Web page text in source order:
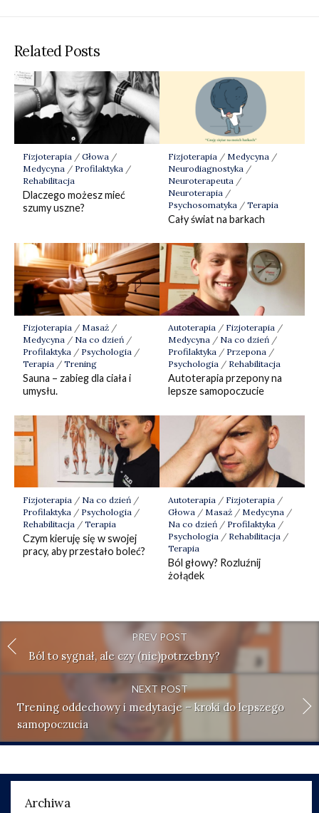
Related Posts
Fizjoterapia / Głowa /
Medycyna / Profilaktyka /
Rehabilitacja
Dlaczego możesz mieć
szumy uszne?
Fizjoterapia / Medycyna /
Neurodiagnostyka /
Neuroterapeuta /
Neuroterapia /
Psychosomatyka / Terapia
Cały świat na barkach
Fizjoterapia/ Masaż/
Medycyna/ Na co dzień/
Profilaktyka/ Psychologia/
Terapia/ Trening
Sauna – zabieg dla ciała i
umysłu.
Autoterapia/ Fizjoterapia/
Medycyna/ Na co dzień/
Profilaktyka/ Przepona/
Psychologia/ Rehabilitacja
Autoterapia przepony na
lepsze samopoczucie
Fizjoterapia / Na co dzień/
Profilaktyka / Psychologia /
Rehabilitacja / Terapia
Czym kieruję się w swojej
pracy, aby przestało boleć?
Autoterapia / Fizjoterapia /
Głowa / Masaż/ Medycyna /
Na co dzień/ Profilaktyka /
Psychologia / Rehabilitacja /
Terapia
Ból głowy? Rozluźnij
żołądek
PREV POST
Ból to sygnał, ale czy (nie)potrzebny?
NEXT POST
Trening oddechowy i medytacje – kroki do lepszego
samopoczucia
Archiwa